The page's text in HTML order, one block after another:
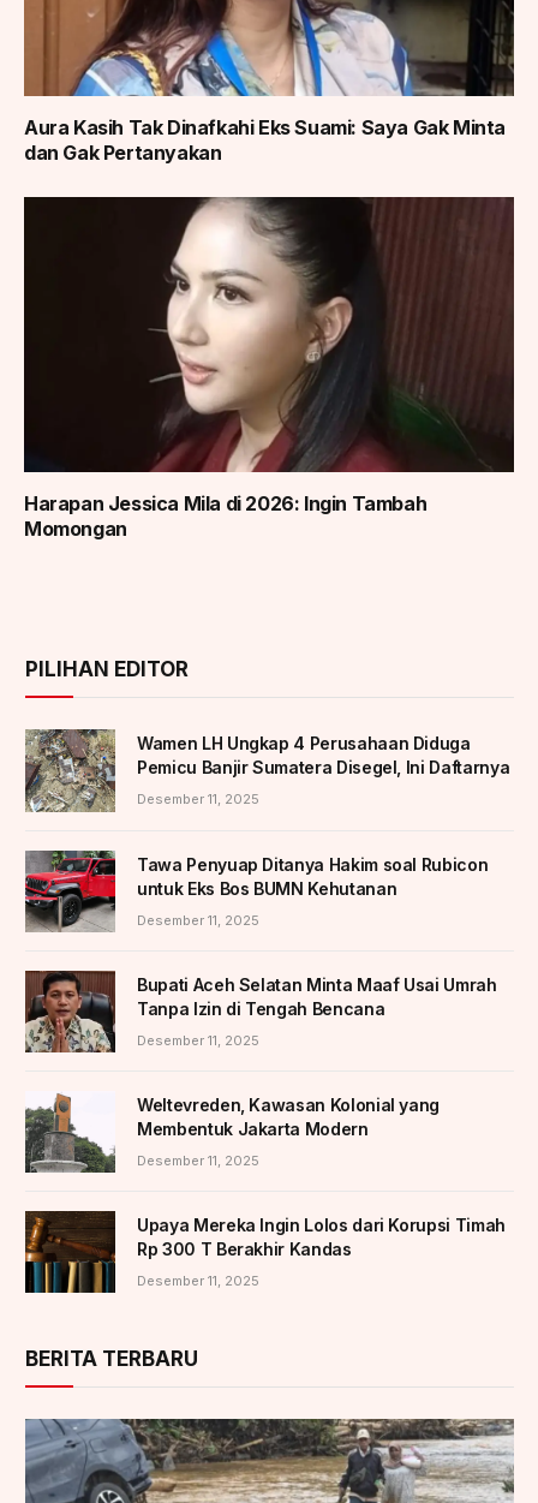
Aura Kasih Tak Dinafkahi Eks Suami: Saya Gak Minta
dan Gak Pertanyakan
Harapan Jessica Mila di 2026: Ingin Tambah
Momongan
PILIHAN EDITOR
Wamen LH Ungkap 4 Perusahaan Diduga
Pemicu Banjir Sumatera Disegel, Ini Daftarnya
Desember 11, 2025
Tawa Penyuap Ditanya Hakim soal Rubicon
untuk Eks Bos BUMN Kehutanan
Desember 11, 2025
Bupati Aceh Selatan Minta Maaf Usai Umrah
Tanpa Izin di Tengah Bencana
Desember 11, 2025
Weltevreden, Kawasan Kolonial yang
Membentuk Jakarta Modern
Desember 11, 2025
Upaya Mereka Ingin Lolos dari Korupsi Timah
Rp 300 T Berakhir Kandas
Desember 11, 2025
BERITA TERBARU